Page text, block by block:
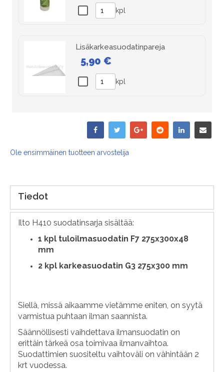
kpl
Lisäkarkeasuodatinpareja
5,90 €
kpl
Ole ensimmäinen tuotteen arvostelija
Tiedot
Ilto H410 suodatinsarja sisältää:
1 kpl tuloilmasuodatin F7 275x300x48
mm
2 kpl karkeasuodatin G3 275x300 mm
Siellä, missä aikaamme vietämme eniten, on syytä
varmistua puhtaan ilman saannista.
Säännöllisesti vaihdettava ilmansuodatin on
erittäin tärkeä osa toimivaa ilmanvaihtoa.
Suodattimien suositeltu vaihtoväli on vähintään 2
krt vuodessa.